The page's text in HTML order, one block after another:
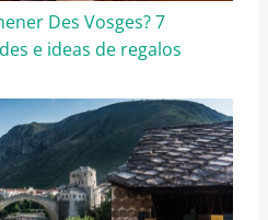
Des Vosges? 7
e ideas de regalos